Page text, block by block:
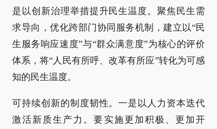
是以创新治理举措提升民生温度。聚焦民生需
求导向，优化跨部门协同服务机制，建立以“民
生服务响应速度”与“群众满意度”为核心的评价
体系，将“人民有所呼、改革有所应”转化为可感
知的民生温度。
可持续创新的制度韧性。一是以人力资本迭代
激活新质生产力。要实施更加积极、更加开